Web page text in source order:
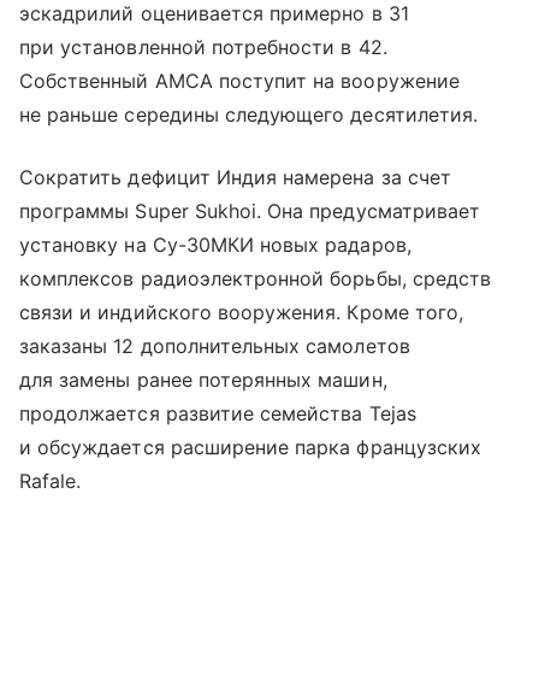
эскадрилий оценивается примерно в 31
при установленной потребности в 42.
Собственный AMCA поступит на вооружение
не раньше середины следующего десятилетия.
Сократить дефицит Индия намерена за счет
программы Super Sukhoi. Она предусматривает
установку на Су-30МКИ новых радаров,
комплексов радиоэлектронной борьбы, средств
связи и индийского вооружения. Кроме того,
заказаны 12 дополнительных самолетов
для замены ранее потерянных машин,
продолжается развитие семейства Tejas
и обсуждается расширение парка французских
Rafale.